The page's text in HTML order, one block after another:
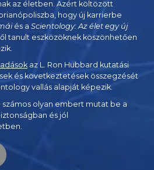
az életben. Azért költözött
hogy új karrierbe
és a Scientology: Az élet egy új
tanult eszközöknek köszönhetően
az L. Ron Hubbard kutatási
és következtetések összegzését
vallás alapját képezik.
számos olyan embert mutat be a
és jól